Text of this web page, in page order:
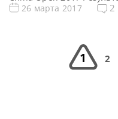
2017 Онлайн
26 марта 2017 2
1 2